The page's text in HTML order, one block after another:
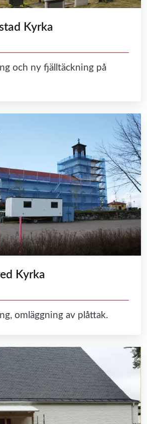
Kyrka
och ny fjälltäckning på
Kyrka
omläggning av plåttak.